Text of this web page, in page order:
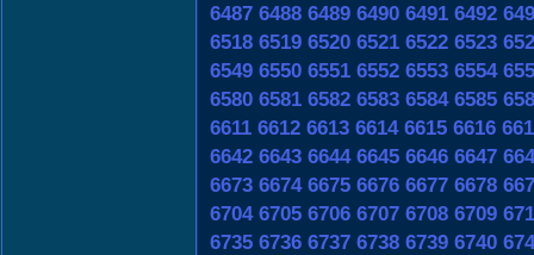
6487 6488 6489 6490 6491 6492
6518 6519 6520 6521 6522 6523
6549 6550 6551 6552 6553 6554
6580 6581 6582 6583 6584 6585
6611 6612 6613 6614 6615 6616
6642 6643 6644 6645 6646 6647
6673 6674 6675 6676 6677 6678
6704 6705 6706 6707 6708 6709
6735 6736 6737 6738 6739 6740